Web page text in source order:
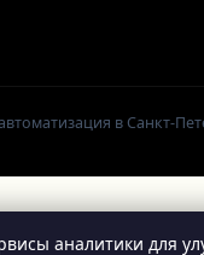
в Санкт-
аналитики для